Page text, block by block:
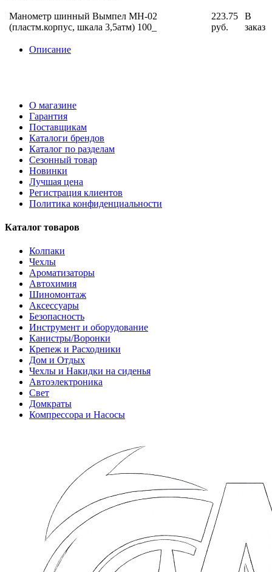
Манометр шинный Вымпел МН-02
(пластм.корпус, шкала 3,5атм) 100_
223.75
руб.
В
заказ
Описание
О магазине
Гарантия
Поставщикам
Каталоги брендов
Каталог по разделам
Сезонный товар
Новинки
Лучшая цена
Регистрация клиентов
Политика конфиденциальности
Каталог товаров
Колпаки
Чехлы
Ароматизаторы
Автохимия
Шиномонтаж
Аксессуары
Безопасность
Инструмент и оборудование
Канистры/Воронки
Крепеж и Расходники
Дом и Отдых
Чехлы и Накидки на сиденья
Автоэлектроника
Свет
Домкраты
Компрессора и Насосы